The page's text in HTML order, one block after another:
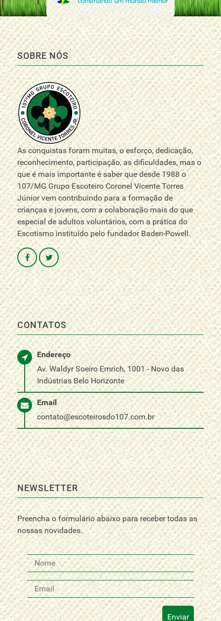
SOBRE NÓS
As conquistas foram muitas, o esforço, dedicação,
reconhecimento, participação, as dificuldades, mas o
que é mais importante é saber que desde 1988 o
107/MG Grupo Escoteiro Coronel Vicente Torres
Júnior vem contribuindo para a formação de
crianças e jovens, com a colaboração mais do que
especial de adultos voluntários, com a prática do
Escotismo instituído pelo fundador Baden-Powell.
CONTATOS
Endereço
Av. Waldyr Soeiro Emrich, 1001 - Novo das
Indústrias Belo Horizonte
Email
contato@escoteirosdo107.com.br
NEWSLETTER
Preencha o formulário abaixo para receber todas as
nossas novidades.